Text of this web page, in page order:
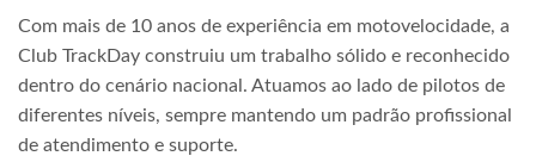
Com mais de 10 anos de experiência em motovelocidade, a
Club TrackDay construiu um trabalho sólido e reconhecido
dentro do cenário nacional. Atuamos ao lado de pilotos de
diferentes níveis, sempre mantendo um padrão profissional
de atendimento e suporte.